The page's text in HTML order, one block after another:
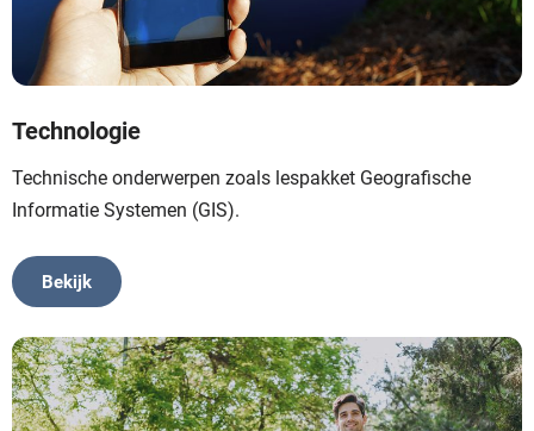
Technologie
Technische onderwerpen zoals lespakket Geografische
Informatie Systemen (GIS).
Bekijk